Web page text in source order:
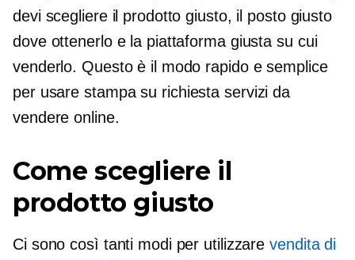
devi scegliere il prodotto giusto, il posto giusto
dove ottenerlo e la piattaforma giusta su cui
venderlo. Questo è il modo rapido e semplice
per usarestampa su richiesta servizi da
vendere online.
Come scegliere il
prodotto giusto
Ci sono così tanti modi per utilizzarevendita di